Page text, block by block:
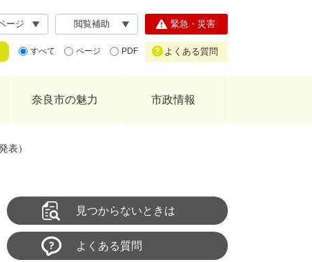
ージ 閲覧補助
すべて ページ PDF
緊急・災害
よくある質問
奈良市の魅力 市政情報
表）
見つからないときは
よくある質問